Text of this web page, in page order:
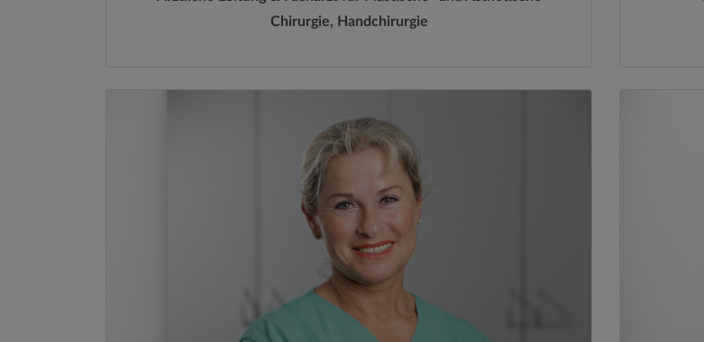
Chirurgie, Handchirurgie